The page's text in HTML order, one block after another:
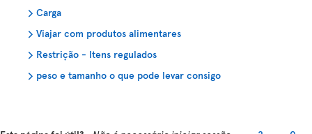
Carga
Viajar com produtos alimentares
Restrição - Itens regulados
peso e tamanho o que pode levar consigo